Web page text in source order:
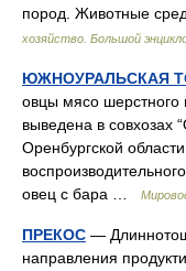
пород. Животные
хозяйство. Большой
ЮЖНОУРАЛЬСКАЯ
овцы мясо шерстного
выведена в совхозах
Оренбургской
овец с бара …
ПРЕКОС —
направления